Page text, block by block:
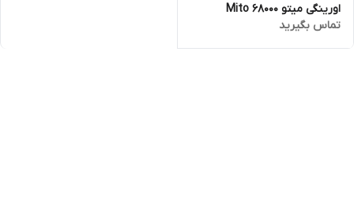
اورینگی میتو Mito 68000
تماس بگیرید